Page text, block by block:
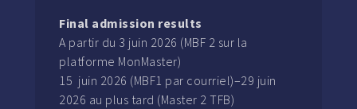
Final admission results
A partir du 3 juin 2026 (MBF 2 sur la
platforme MonMaster)
15 juin 2026 (MBF1 par courriel)–29 juin
2026 au plus tard (Master 2 TFB)